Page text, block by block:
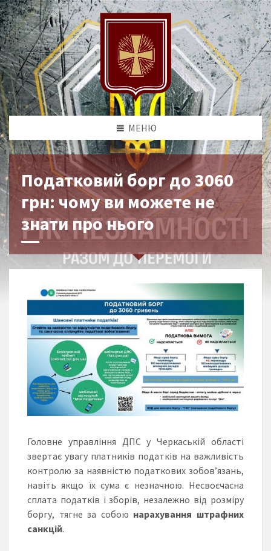
МЕНЮ
Податковий борг до 3060
грн: чому ви можете не
знати про нього
Головне управління ДПС у Черкаській області
звертає увагу платників податків на важливість
контролю за наявністю податкових зобов’язань,
навіть якщо їх сума є незначною. Несвоєчасна
сплата податків і зборів, незалежно від розміру
боргу, тягне за собою нарахування штрафних
санкцій.